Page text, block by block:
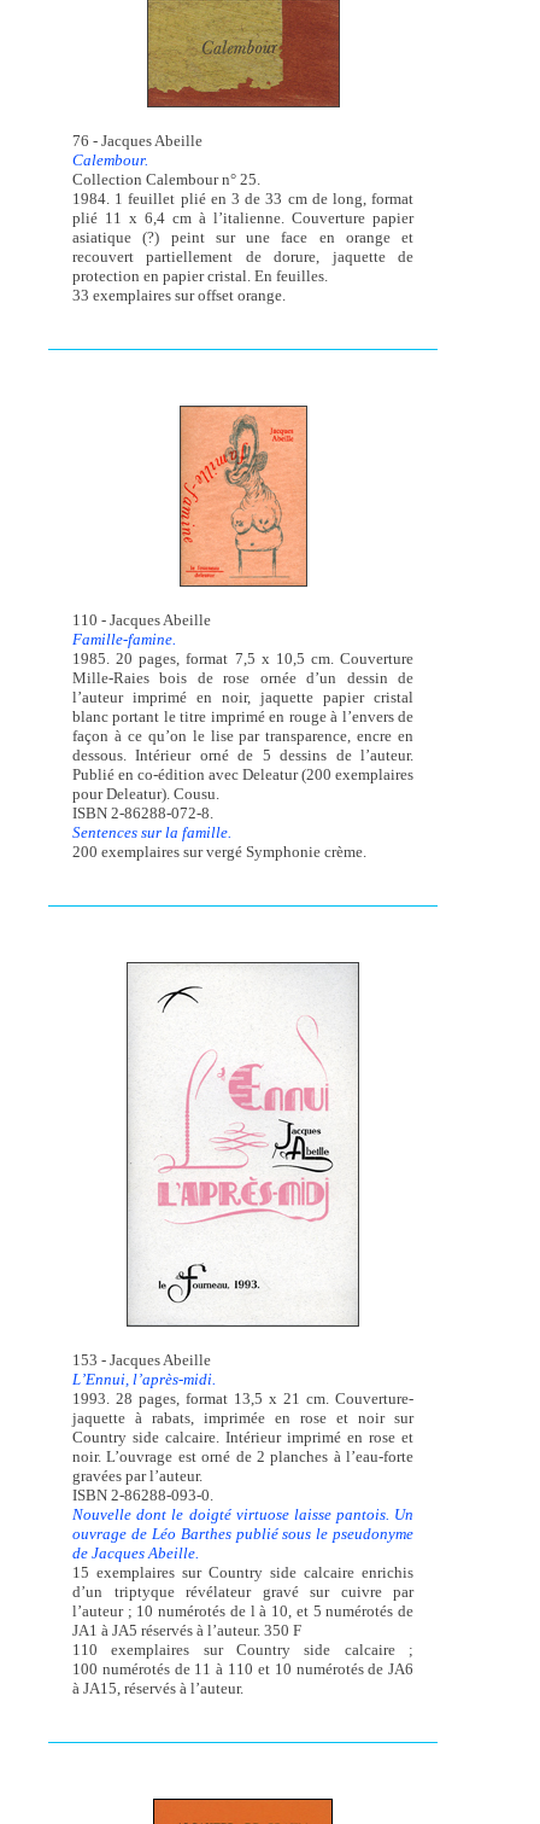
76 - Jacques Abeille
Calembour.
Collection Calembour n° 25.
1984. 1 feuillet plié en 3 de 33 cm de long, format
plié 11 x 6,4 cm à l’italienne. Couverture papier
asiatique (?) peint sur une face en orange et
recouvert partiellement de dorure, jaquette de
protection en papier cristal. En feuilles.
33 exemplaires sur offset orange.
110 - Jacques Abeille
Famille-famine.
1985. 20 pages, format 7,5 x 10,5 cm. Couverture
Mille-Raies bois de rose ornée d’un dessin de
l’auteur imprimé en noir, jaquette papier cristal
blanc portant le titre imprimé en rouge à l’envers de
façon à ce qu’on le lise par transparence, encre en
dessous. Intérieur orné de 5 dessins de l’auteur.
Publié en co-édition avec Deleatur (200 exemplaires
pour Deleatur). Cousu.
ISBN 2-86288-072-8.
Sentences sur la famille.
200 exemplaires sur vergé Symphonie crème.
153 - Jacques Abeille
L’Ennui, l’après-midi.
1993. 28 pages, format 13,5 x 21 cm. Couverture-
jaquette à rabats, imprimée en rose et noir sur
Country side calcaire. Intérieur imprimé en rose et
noir. L’ouvrage est orné de 2 planches à l’eau-forte
gravées par l’auteur.
ISBN 2-86288-093-0.
Nouvelle dont le doigté virtuose laisse pantois. Un
ouvrage de Léo Barthes publié sous le pseudonyme
de Jacques Abeille.
15 exemplaires sur Country side calcaire enrichis
d’un triptyque révélateur gravé sur cuivre par
l’auteur ; 10 numérotés de l à 10, et 5 numérotés de
JA1 à JA5 réservés à l’auteur. 350 F
110 exemplaires sur Country side calcaire ;
100 numérotés de 11 à 110 et 10 numérotés de JA6
à JA15, réservés à l’auteur.